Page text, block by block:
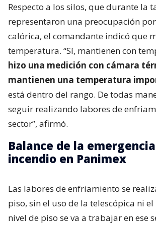
Respecto a los silos, que durante la
representaron una preocupación
calórica, el comandante indicó que
temperatura. “Sí, mantienen con
hizo una medición con cámara
mantienen una temperatura
está dentro del rango. De todas
seguir realizando labores de
sector”, afirmó.
Balance de la
incendio en Panimex
Las labores de enfriamiento se
piso, sin el uso de la telescópica ni el
nivel de piso se va a trabajar en ese